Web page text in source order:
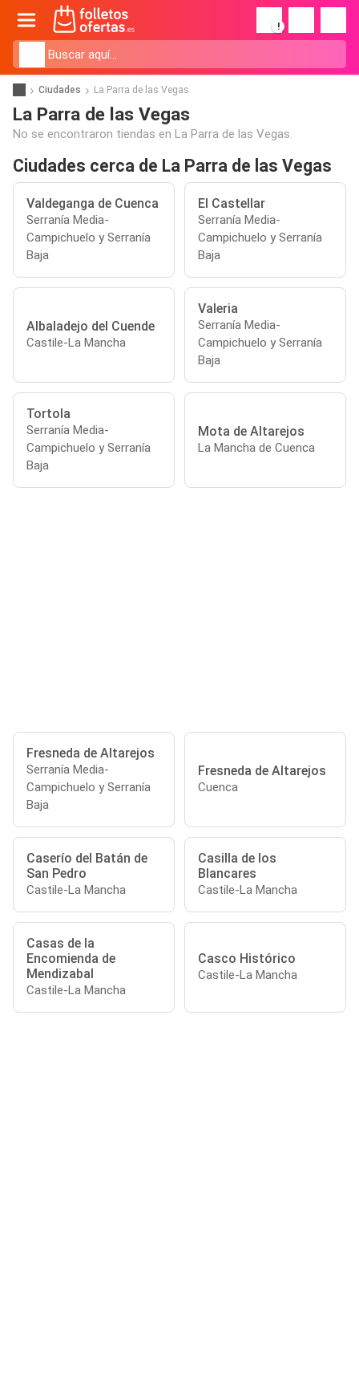
!
Ciudades La Parra de las Vegas
La Parra de las Vegas
No se encontraron tiendas en La Parra de las Vegas.
Ciudades cerca de La Parra de las Vegas
Valdeganga de Cuenca
Serranía Media-
Campichuelo y Serranía
Baja
El Castellar
Serranía Media-
Campichuelo y Serranía
Baja
Albaladejo del Cuende
Castile-La Mancha
Valeria
Serranía Media-
Campichuelo y Serranía
Baja
Tortola
Serranía Media-
Campichuelo y Serranía
Baja
Mota de Altarejos
La Mancha de Cuenca
Fresneda de Altarejos
Serranía Media-
Campichuelo y Serranía
Baja
Fresneda de Altarejos
Cuenca
Caserío del Batán de
San Pedro
Castile-La Mancha
Casilla de los
Blancares
Castile-La Mancha
Casas de la
Encomienda de
Mendizabal
Castile-La Mancha
Casco Histórico
Castile-La Mancha